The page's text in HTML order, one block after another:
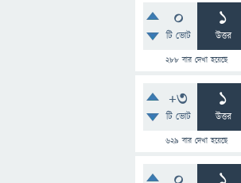
0
টি ভোট
1
উত্তর
288বার দেখা হয়েছে
+3
টি ভোট
1
উত্তর
629 বার দেখা হয়েছে